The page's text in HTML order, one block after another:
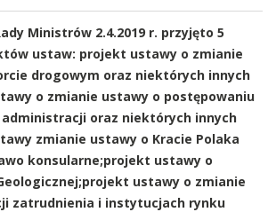
Ministrów 2.4.2019 r. przyjęto 5
ustaw: projekt ustawy o zmianie
drogowym oraz niektórych innych
o zmianie ustawy o postępowaniu
oraz niektórych innych
zmianie ustawy o Kracie Polaka
konsularne;projekt ustawy o
ustawy o zmianie
zatrudnienia i instytucjach rynku